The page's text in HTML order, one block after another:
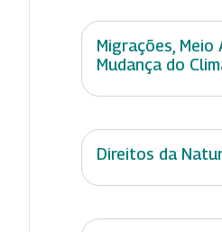
Migrações, Meio
Mudança do
Direitos da